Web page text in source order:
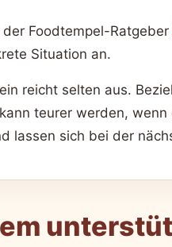
Foodtempel-Ratgeber
Situation an.
reicht selten aus.
teurer werden,
lassen sich bei der